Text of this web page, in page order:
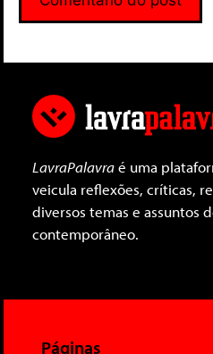
LavraPalavraé uma
veicula reflexões, críticas,
diversos temas e assuntos
contemporâneo.
Páginas